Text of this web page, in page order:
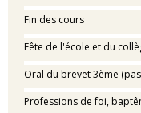
Fin des cours
Fête de l'école et du
Oral du brevet 3ème
Professions de foi,